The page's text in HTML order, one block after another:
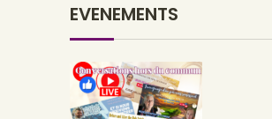
EVENEMENTS